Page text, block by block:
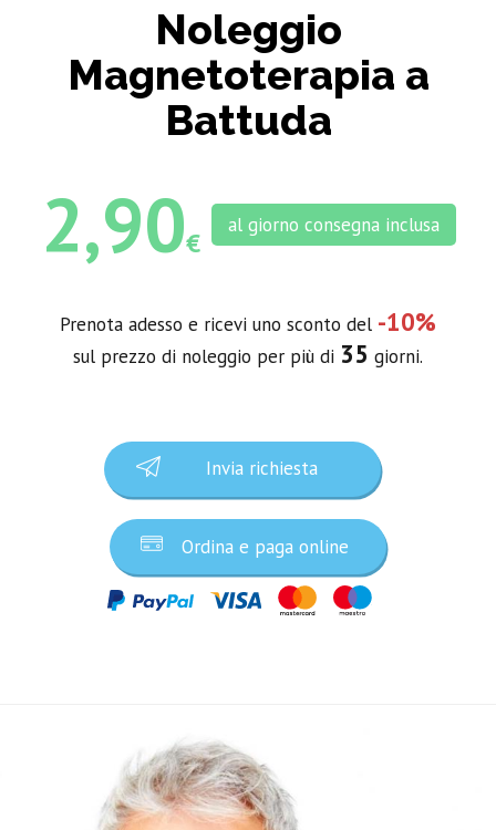
Noleggio
Magnetoterapia a
Battuda
2,90€
al giorno consegna inclusa
Prenota adesso e ricevi uno sconto del -10%
sul prezzo di noleggio per più di 35 giorni.
Invia richiesta
Ordina e paga online